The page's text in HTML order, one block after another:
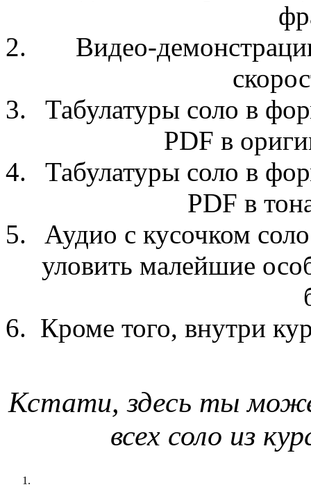
Видео-
Табулатуры соло в
PDF в
Табулатуры соло в
PDF в
Аудио с кусочком
уловить малейшие
Кроме того, внутри
Кстати, здесь ты
всех соло из